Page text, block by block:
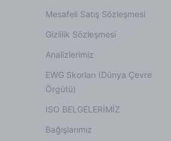
Mesafeli Satış Sözleşmesi
Gizlilik Sözleşmesi
Analizlerimiz
EWG Skorları (Dünya Çevre
Örgütü)
ISO BELGELERİMİZ
Bağışlarımız